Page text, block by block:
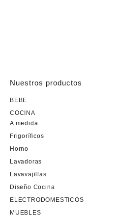
Nuestros productos
BEBE
COCINA
A medida
Frigoríficos
Horno
Lavadoras
Lavavajillas
Diseño Cocina
ELECTRODOMESTICOS
MUEBLES